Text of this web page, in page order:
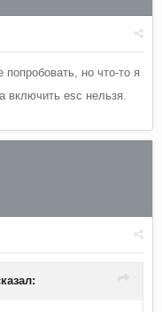
но что-то я
включить esc нельзя.